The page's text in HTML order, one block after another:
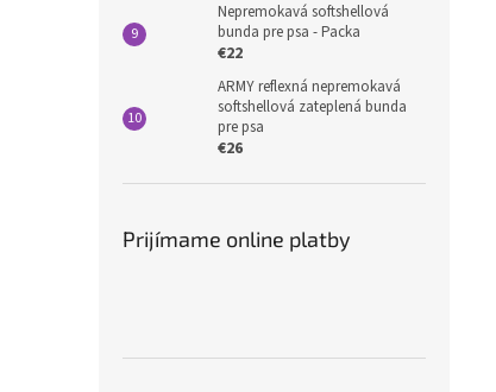
Nepremokavá softshellová
bunda pre psa - Packa
€22
ARMY reflexná nepremokavá
softshellová zateplená bunda
pre psa
€26
Prijímame online platby